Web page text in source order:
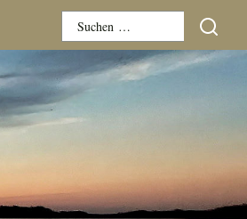
Suchen
nach: